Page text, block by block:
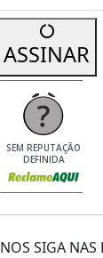
ASSINAR
SEM REPUTAÇÃO
DEFINIDA
NOS SIGA NAS